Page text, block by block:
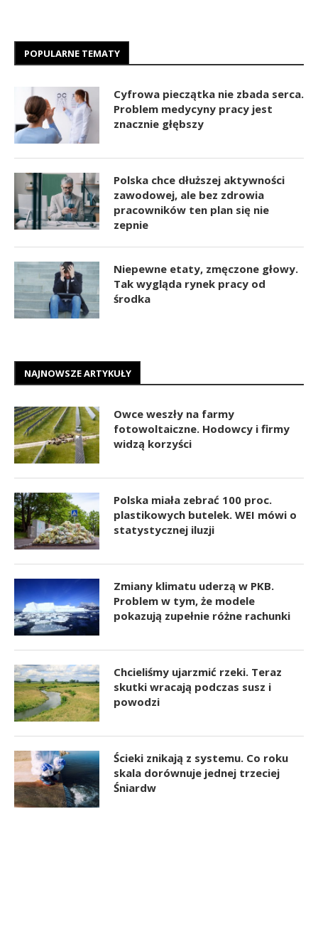
POPULARNE TEMATY
Cyfrowa pieczątka nie zbada serca.
Problem medycyny pracy jest
znacznie głębszy
Polska chce dłuższej aktywności
zawodowej, ale bez zdrowia
pracowników ten plan się nie
zepnie
Niepewne etaty, zmęczone głowy.
Tak wygląda rynek pracy od
środka
NAJNOWSZE ARTYKUŁY
Owce weszły na farmy
fotowoltaiczne. Hodowcy i firmy
widzą korzyści
Polska miała zebrać 100 proc.
plastikowych butelek. WEI mówi o
statystycznej iluzji
Zmiany klimatu uderzą w PKB.
Problem w tym, że modele
pokazują zupełnie różne rachunki
Chcieliśmy ujarzmić rzeki. Teraz
skutki wracają podczas susz i
powodzi
Ścieki znikają z systemu. Co roku
skala dorównuje jednej trzeciej
Śniardw